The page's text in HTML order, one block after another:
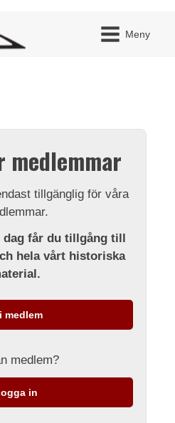
Meny
medlemmar
tillgänglig för våra
dag får du tillgång till
hela vårt historiska
medlem
medlem?
in